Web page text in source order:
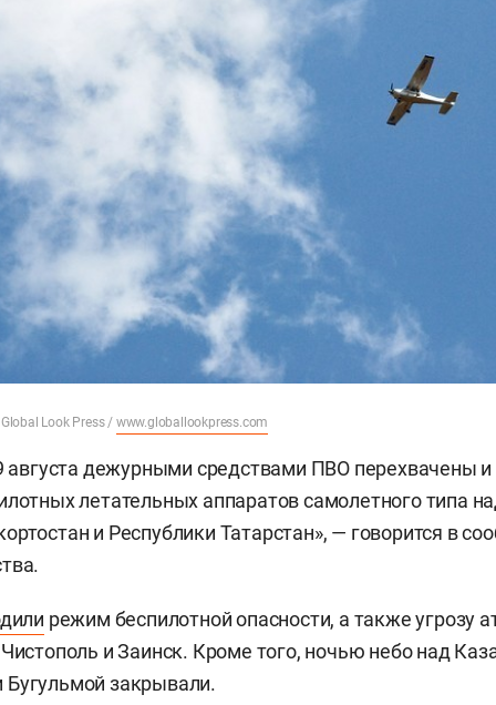
Look Press / www.globallookpress.com
августа дежурными средствами ПВО перехвачены
летательных аппаратов самолетного типа
и Республики Татарстан», — говорится в
режим беспилотной опасности, а также угрозу
и Заинск. Кроме того, ночью небо над
закрывали.